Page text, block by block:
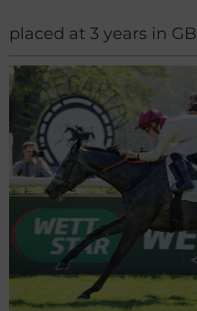
placed at 3 years in GB